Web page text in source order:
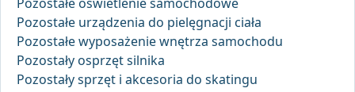
Pozostałe urządzenia do pielęgnacji ciała
Pozostałe wyposażenie wnętrza samochodu
Pozostały osprzęt silnika
Pozostały sprzęt i akcesoria do skatingu